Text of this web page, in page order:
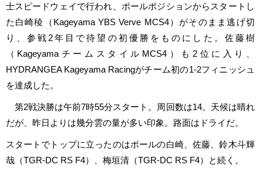
士スピードウェイで行われ、ポールポジションからスタートし
た白崎稜（Kageyama YBS Verve MCS4）がそのまま逃げ切
り、参戦2年目で待望の初優勝をものにした。佐藤樹
（KageyamaチームスタイルMCS4）も2位に入り、
HYDRANGEA Kageyama Racingがチーム初の1-2フィニッシュ
を達成した。
第2戦決勝は午前7時55分スタート。周回数は14。天候は晴れ
だが、昨日よりは幾分雲の量が多い印象。路面はドライだ。
スタートでトップに立ったのはポールの白崎、佐藤、鈴木斗輝
哉（TGR-DC RS F4）、梅垣清（TGR-DC RS F4）と続く。